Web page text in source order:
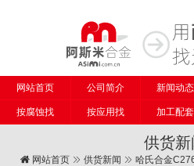
网站首页 公司简介 新闻动态
按腐蚀找 按应用找 加工配套
供货新
网站首页 供货新闻 哈氏合金